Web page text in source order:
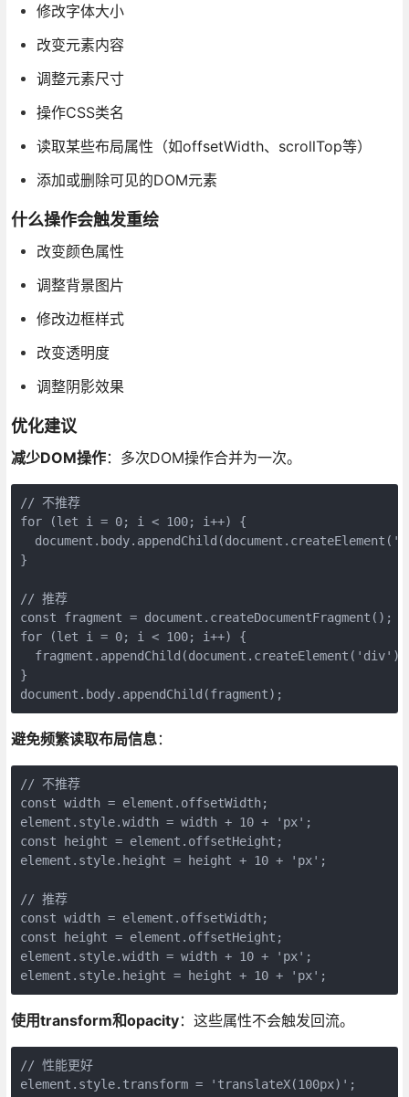
修改字体大小
改变元素内容
调整元素尺寸
操作CSS类名
读取某些布局属性（如offsetWidth、scrollTop等）
添加或删除可见的DOM元素
什么操作会触发重绘
改变颜色属性
调整背景图片
修改边框样式
改变透明度
调整阴影效果
优化建议
减少DOM操作：多次DOM操作合并为一次。
// 不推荐
for (let i = 0; i < 100; i++) {
}
// 推荐
const fragment = document.createDocumentFragment();
for (let i = 0; i < 100; i++) {
}
document.body.appendChild(fragment);
避免频繁读取布局信息：
// 不推荐
const width = element.offsetWidth;
element.style.width = width + 10 + 'px';
const height = element.offsetHeight;
element.style.height = height + 10 + 'px';
// 推荐
const width = element.offsetWidth;
const height = element.offsetHeight;
element.style.width = width + 10 + 'px';
element.style.height = height + 10 + 'px';
使用transform和opacity：这些属性不会触发回流。
// 性能更好
element.style.transform = 'translateX(100px)';